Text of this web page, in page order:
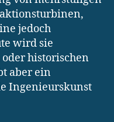
jedoch
wird sie
historischen
aber ein
Ingenieurskunst